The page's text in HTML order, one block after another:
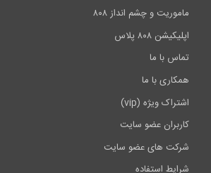
ماموریت و چشم انداز ۸۰۸
اپلیکیشن ۸۰۸ پلاس
تماس با ما
همکاری با ما
اشتراک ویژه (vip)
کاربران عضو سایت
شرکت های عضو سایت
شرایط استفاده